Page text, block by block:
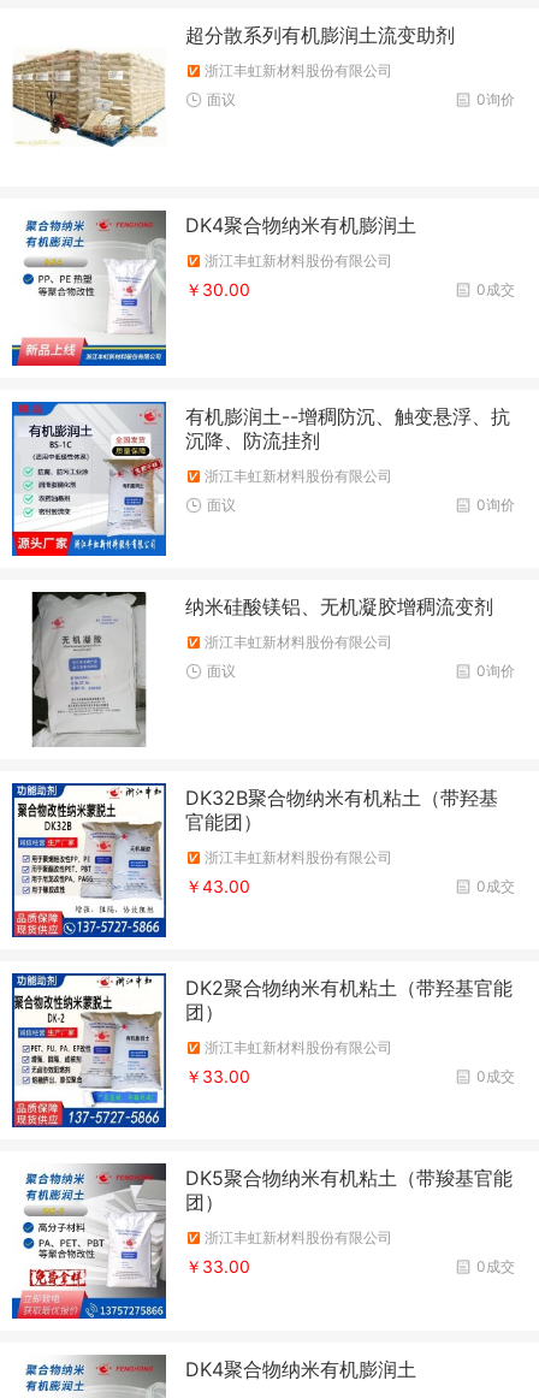
超分散系列有机膨润土流变助剂
浙江丰虹新材料股份有限公司
0询价
面议
DK4聚合物纳米有机膨润土
浙江丰虹新材料股份有限公司
0成交
￥30.00
有机膨润土--增稠防沉、触变悬浮、抗
沉降、防流挂剂
浙江丰虹新材料股份有限公司
0询价
面议
纳米硅酸镁铝、无机凝胶增稠流变剂
浙江丰虹新材料股份有限公司
0询价
面议
DK32B聚合物纳米有机粘土（带羟基
官能团）
浙江丰虹新材料股份有限公司
0成交
￥43.00
DK2聚合物纳米有机粘土（带羟基官能
团）
浙江丰虹新材料股份有限公司
0成交
￥33.00
DK5聚合物纳米有机粘土（带羧基官能
团）
浙江丰虹新材料股份有限公司
0成交
￥33.00
DK4聚合物纳米有机膨润土